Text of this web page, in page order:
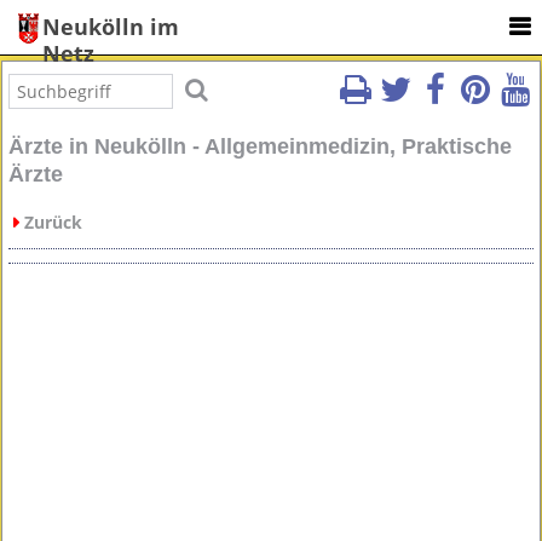
Neukölln im
Netz
Ärzte in Neukölln - Allgemeinmedizin, Praktische
Ärzte
Zurück